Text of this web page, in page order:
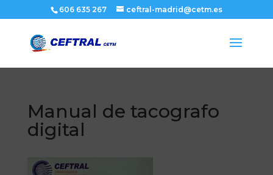
606 635 267 ceftral-madrid@cetm.es
Manual de tacografo
digital